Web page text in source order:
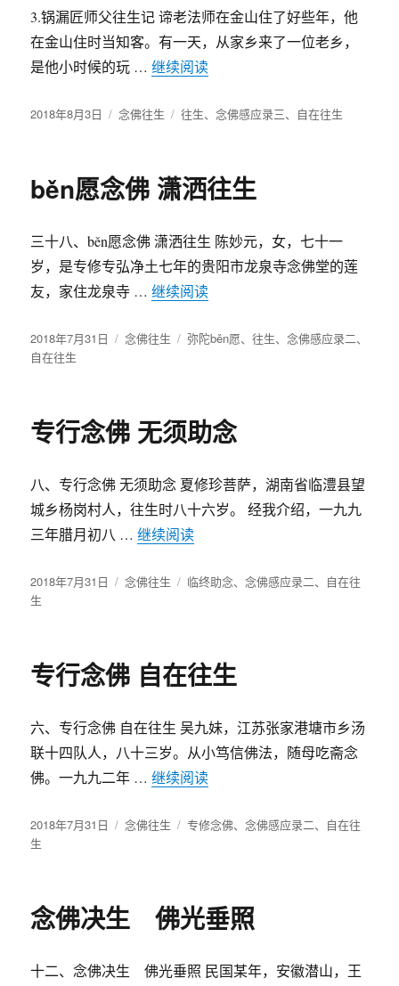
3.锅漏匠师父往生记 谛老法师在金山住了好些年，他
在金山住时当知客。有一天，从家乡来了一位老乡，
是他小时候的玩 …继续阅读
发
2018年8月3日
分
念佛往生
标
往生、念佛感应录三、 自在往生
běn愿念佛 潇洒往生
三十八、běn愿念佛 潇洒往生 陈妙元，女，七十一
岁，是专修专弘净土七年的贵阳市龙泉寺念佛堂的莲
友，家住龙泉寺 …继续阅读
发
布
2018年7月31日
分
念佛往生
标
弥陀běn愿、往生、念佛感应录二、
自在往生
专行念佛 无须助念
八、专行念佛 无须助念 夏修珍菩萨，湖南省临澧县望
城乡杨岗村人，往生时八十六岁。 经我介绍，一九九
三年腊月初八 …继续阅读
发
布
2018年7月31日
分
念佛往生
标
临终助念、念佛感应录二、 自在往
生
专行念佛 自在往生
六、专行念佛 自在往生 吴九妹，江苏张家港塘市乡汤
联十四队人，八十三岁。从小笃信佛法，随母吃斋念
佛。一九九二年 …继续阅读
发
布
2018年7月31日
分
念佛往生
标
专修念佛、念佛感应录二、 自在往
生
念佛决生 佛光垂照
十二、念佛决生 佛光垂照 民国某年，安徽潜山，王